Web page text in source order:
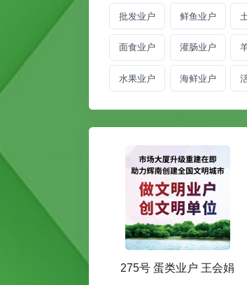
批发业户 鲜鱼业户
面食业户 灌肠业户
水果业户 海鲜业户
275号 蛋类业户 王会娟